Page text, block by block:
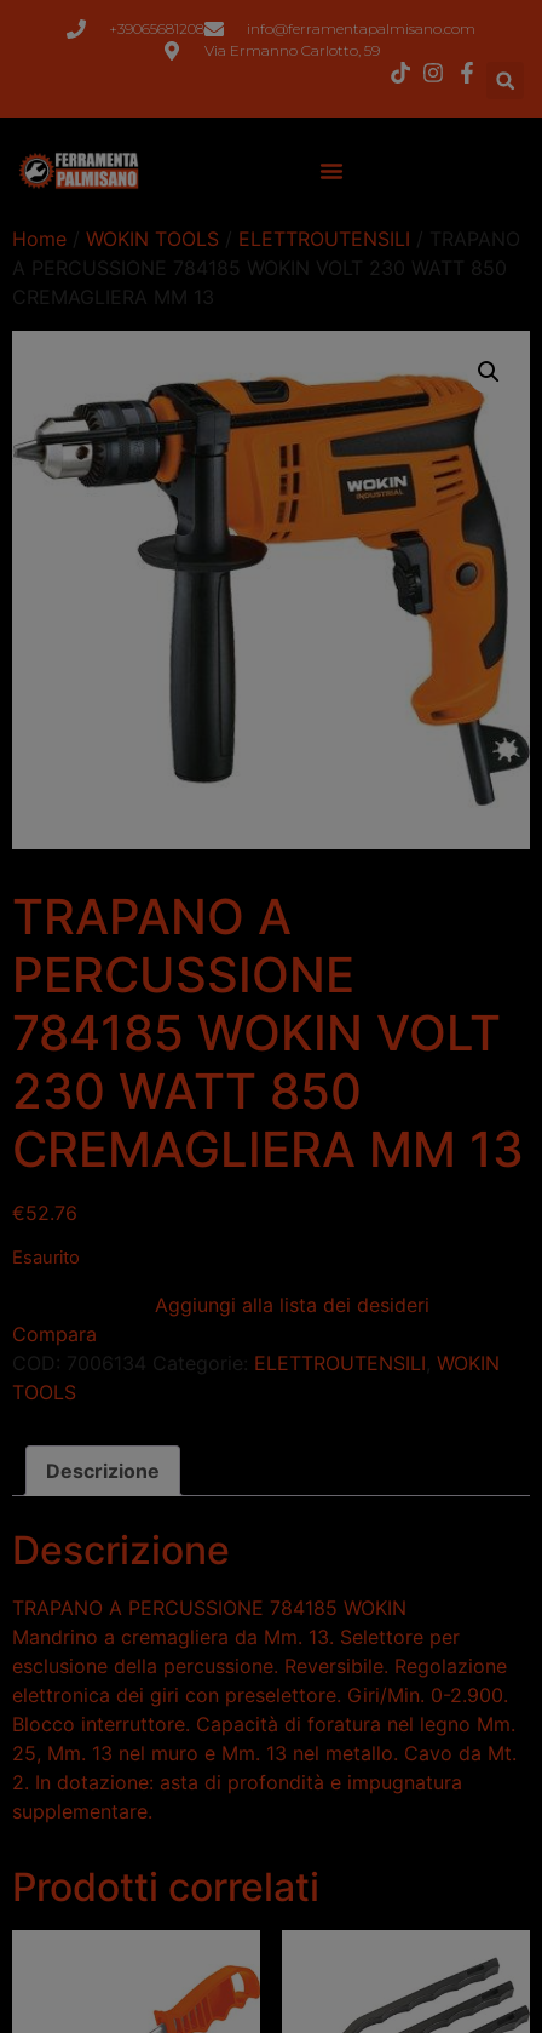
+39065681208
info@ferramentapalmisano.com
Via Ermanno Carlotto, 59
Home / WOKIN TOOLS / ELETTROUTENSILI / TRAPANO
A PERCUSSIONE 784185 WOKIN VOLT 230 WATT 850
CREMAGLIERA MM 13
TRAPANO A
PERCUSSIONE
784185 WOKIN VOLT
230 WATT 850
CREMAGLIERA MM 13
€52.76
Esaurito
Aggiungi alla lista dei desideri
Compara
COD: 7006134 Categorie: ELETTROUTENSILI WOKIN
TOOLS
Descrizione
Descrizione
TRAPANO A PERCUSSIONE 784185 WOKIN
Mandrino a cremagliera da Mm. 13. Selettore per
esclusione della percussione. Reversibile. Regolazione
elettronica dei giri con preselettore. Giri/Min. 0-2.900.
Blocco interruttore. Capacità di foratura nel legno Mm.
25, Mm. 13 nel muro e Mm. 13 nel metallo. Cavo da Mt.
2. In dotazione: asta di profondità e impugnatura
supplementare.
Prodotti correlati